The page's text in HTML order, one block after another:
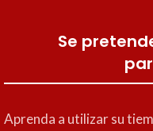
Se
Aprenda a utilizar su